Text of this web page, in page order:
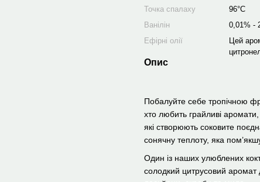
Точка спалаху
96°C
Ванілін
0,01% -
Ефірні олії
Цей
Опис
Побалуйте себе тропічною
хто любить грайливі
які створюють соковите
сонячну теплоту, яка
Один із наших улюблених
солодкий цитрусовий аромат